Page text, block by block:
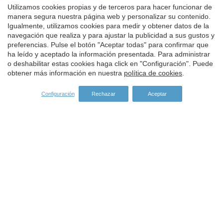
Sin pies ni cabeza
SPONSORS
Utilizamos cookies propias y de terceros para hacer funcionar de
manera segura nuestra página web y personalizar su contenido.
Igualmente, utilizamos cookies para medir y obtener datos de la
navegación que realiza y para ajustar la publicidad a sus gustos y
preferencias. Pulse el botón "Aceptar todas" para confirmar que
ha leído y aceptado la información presentada. Para administrar
o deshabilitar estas cookies haga click en "Configuración". Puede
obtener más información en nuestra política de cookies.
Configuración Rechazar Aceptar
Guardar configuración Aceptar todas